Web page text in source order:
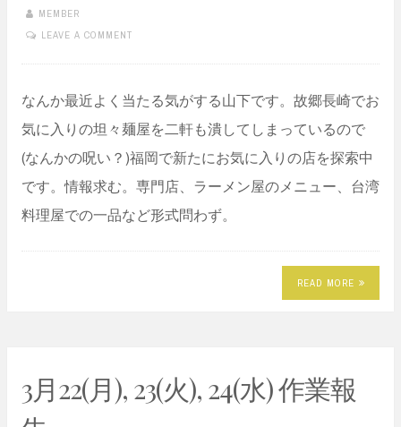
MEMBER
LEAVE A COMMENT
なんか最近よく当たる気がする山下です。故郷長崎でお
気に入りの坦々麺屋を二軒も潰してしまっているので
(なんかの呪い？)福岡で新たにお気に入りの店を探索中
です。情報求む。専門店、ラーメン屋のメニュー、台湾
料理屋での一品など形式問わず。
READ MORE
3月22(月), 23(火), 24(水) 作業報